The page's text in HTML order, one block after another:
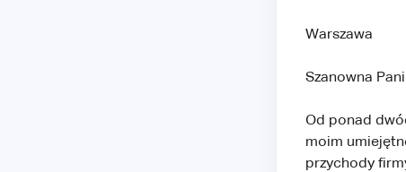
Warszawa
Szanowna
Od ponad
moim
przychody